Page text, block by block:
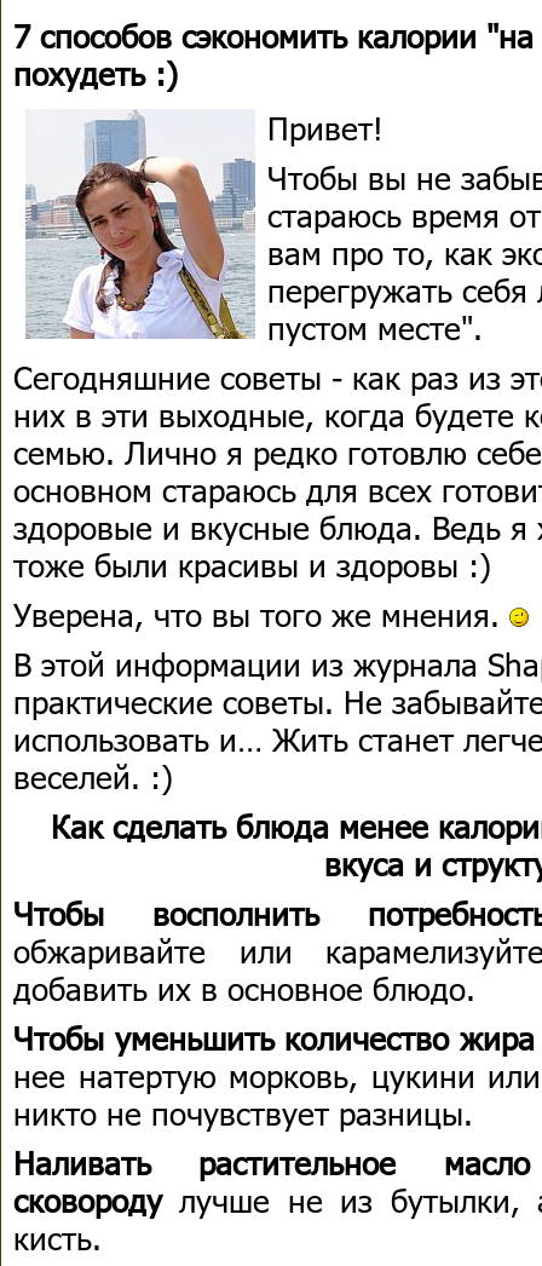
7 способов сэкономить калории
похудеть :)
Привет!
Чтобы вы не
стараюсь время
вам про то, как
перегружать
пустом месте".
Сегодняшние советы - как раз из
них в эти выходные, когда будете
семью. Лично я редко готовлю
основном стараюсь для всех
здоровые и вкусные блюда. Ведь
тоже были красивы и здоровы :)
Уверена, что вы того же мнения.
В этой информации из журнала
практические советы. Не
использовать и… Жить станет
веселей. :)
Как сделать блюда менее
вкуса и
Чтобы восполнить
обжаривайте или
добавить их в основное блюдо.
Чтобы уменьшить количество
нее натертую морковь, цукини
никто не почувствует разницы.
Наливать растительное
сковородулучше не из бутылки,
кисть.